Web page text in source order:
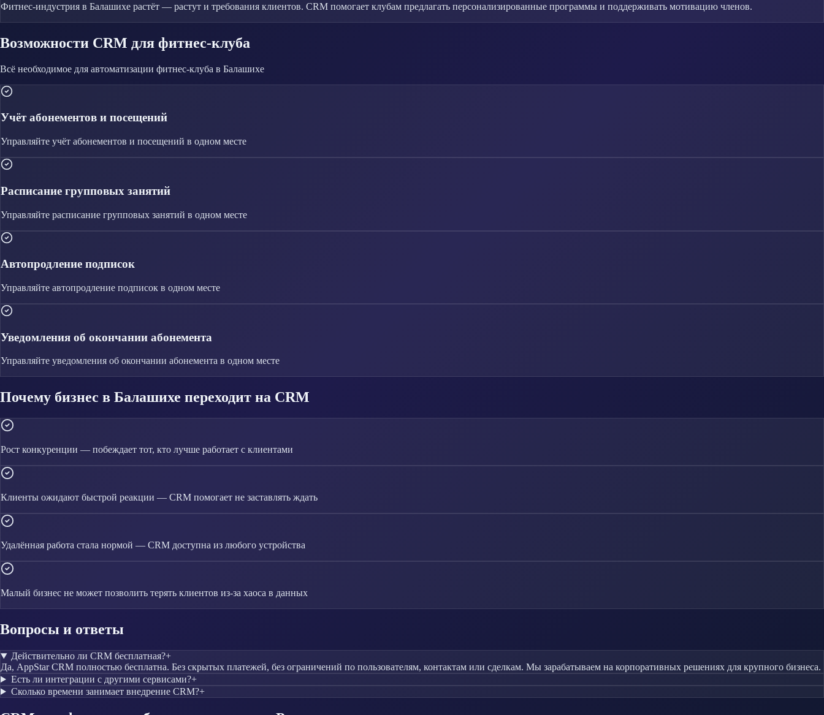
Фитнес-индустрия в Балашихе растёт — растут и требования клиентов. CRM помогает клубам предлагать персонализированные программы и поддерживать мотивацию членов.
Возможности CRM для фитнес-клуба
Всё необходимое для автоматизации фитнес-клуба в Балашихе
Учёт абонементов и посещений
Управляйте учёт абонементов и посещений в одном месте
Расписание групповых занятий
Управляйте расписание групповых занятий в одном месте
Автопродление подписок
Управляйте автопродление подписок в одном месте
Уведомления об окончании абонемента
Управляйте уведомления об окончании абонемента в одном месте
Почему бизнес в Балашихе переходит на CRM
Рост конкуренции — побеждает тот, кто лучше работает с клиентами
Клиенты ожидают быстрой реакции — CRM помогает не заставлять ждать
Удалённая работа стала нормой — CRM доступна из любого устройства
Малый бизнес не может позволить терять клиентов из-за хаоса в данных
Вопросы и ответы
Действительно ли CRM бесплатная?+
Да, AppStar CRM полностью бесплатна. Без скрытых платежей, без ограничений по пользователям, контактам или сделкам. Мы зарабатываем на корпоративных решениях для крупного бизнеса.
Есть ли интеграции с другими сервисами?+
Сколько времени занимает внедрение CRM?+